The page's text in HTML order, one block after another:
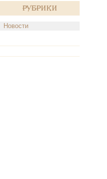
Рубрики
Новости